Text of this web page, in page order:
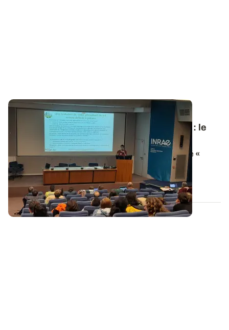
PROJET TERMINÉ
Colloque de clôture du projet PhosphoBio : le
replay est disponible
Le colloque de clôture du projet PhosphoBio intitulé «
Quelles avancées pour une gestion...
16 DÉC. 2024